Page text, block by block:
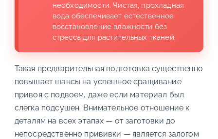
необходимости. Чистая, прохладная
вода обеспечивает естественное
восстановление влажности без
стресса для растительных тканей.
Такая предварительная подготовка существенно
повышает шансы на успешное сращивание
привоя с подвоем, даже если материал был
слегка подсушен. Внимательное отношение к
деталям на всех этапах — от заготовки до
непосредственно прививки — является залогом